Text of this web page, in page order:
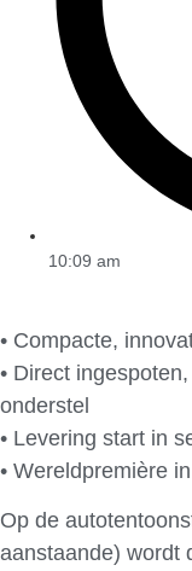
10:09 am
• Compacte,
• Direct
onderstel
• Levering start in
• Wereldpremière
Op de
aanstaande) wordt